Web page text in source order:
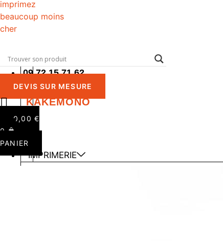
IMPRIMERIE
/
KAKÉMONO
09 72 15 71 62
DEVIS SUR MESURE
0,00 €
0
PANIER
IMPRIMERIE